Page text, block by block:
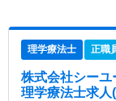
理学療法士 正職
株式会社シーユ
理学療法士求人